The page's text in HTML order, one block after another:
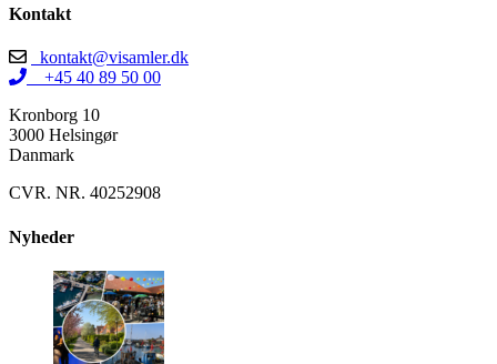
Kontakt
kontakt@visamler.dk
+45 40 89 50 00
Kronborg 10
3000 Helsingør
Danmark
CVR. NR. 40252908
Nyheder